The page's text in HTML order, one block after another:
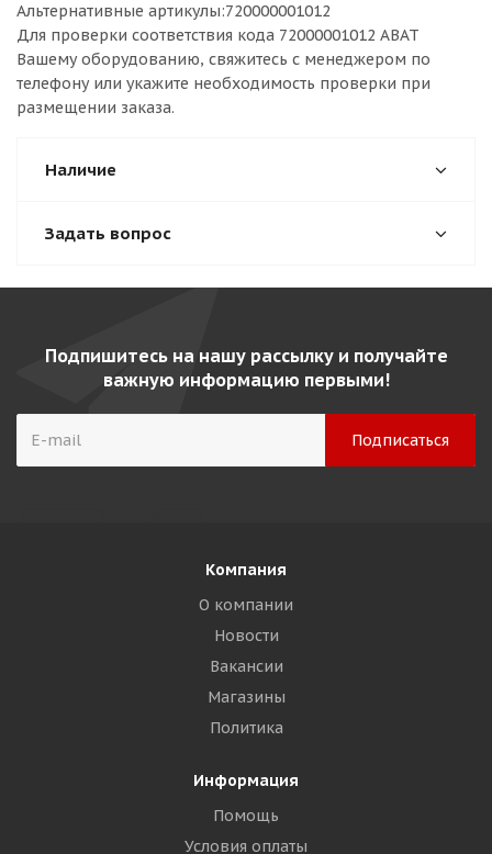
Альтернативные артикулы:720000001012
Для проверки соответствия кода 72000001012 ABAT
Вашему оборудованию, свяжитесь с менеджером по
телефону или укажите необходимость проверки при
размещении заказа.
Наличие
Задать вопрос
Подпишитесь на нашу рассылку и получайте
важную информацию первыми!
Компания
О компании
Новости
Вакансии
Магазины
Политика
Информация
Помощь
Условия оплаты